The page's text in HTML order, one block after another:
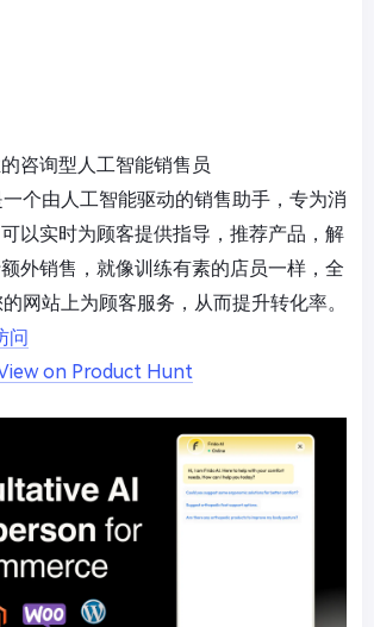
咨询型人工智能销售员
一个由人工智能驱动的销售助手，专为消
以实时为顾客提供指导，推荐产品，解
外销售，就像训练有素的店员一样，全
网站上为顾客服务，从而提升转化率。
问
on Product Hunt